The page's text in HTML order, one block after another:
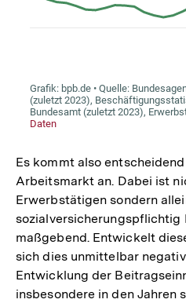
Es kommt also
Arbeitsmarkt an. Dabei ist
Erwerbstätigen sondern
sozialversicherungspflichtig
maßgebend. Entwickelt
sich dies unmittelbar
Entwicklung der
insbesondere in den Jahren